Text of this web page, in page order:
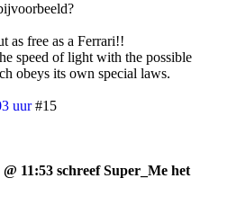
as free as a Ferrari!!
speed of light with the possible
obeys its own special laws.
uur #15
11:53 schreef Super_Me het